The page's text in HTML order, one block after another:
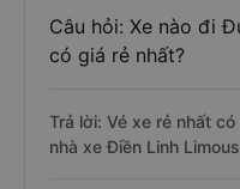
Câu hỏi: Xe nào đi
có giá rẻ nhất?
Trả lời: Vé xe rẻ nhất
nhà xe Điền Linh